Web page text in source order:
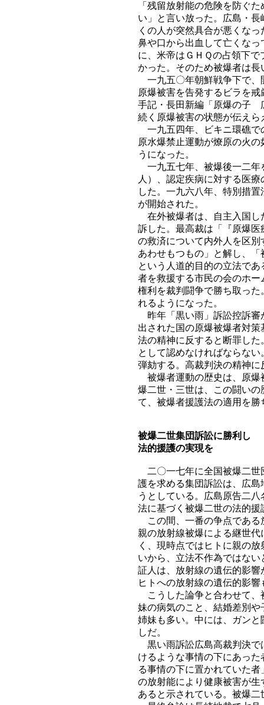
「残留放射能の危険を防ぐ
い」と言い放った。広島・
くの人が突然具合が悪くな
鼻や口から出血して亡くな
に、米帝はＧＨＱの占領下
かった。そのため被爆者は
一九五〇年朝鮮戦争下で、
原爆被害を告発するビラを
手記・長田新編「原爆の子
続く原爆被害の状態が伝えら
一九五四年、ビキニ環礁で
原水爆禁止運動が燎原の火
うになった。
一九五七年、被爆後一二年
人）、認定疾病に対する医
した。一九六八年、特別措
が開始された。
在外被爆者は、自主入国し
訴した。最高裁は「『原爆
の救済について内外人を区
あわせもつもの」と解し、
という人道的目的の立法で
者を救援する市民の会のホ
権利を裁判闘争で勝ち取っ
れるようになった。
昨年「黒い雨」訴訟控訴審
出された国の原爆被爆者対
法の精神に反すると断罪し
として認めなければならな
弾劾する。高裁判決の精神
被爆者運動の歴史は、原爆
爆二世・三世は、この闘い
て、被爆者援護法の適用を勝
被爆二世集団訴訟に勝利し
法的援護の実現を
二〇一七年に全国被爆二世
護を求める集団訴訟は、広
うとしている。広島原告二
法に基づく被爆二世の法的
この間、一番の争点である
親の放射線被爆による継世
く、現時点ではヒトに親の
いから、立法不作為ではな
証人は、放射線の遺伝的影
ヒトへの放射線の遺伝的影
こうした論争と合わせて、
妹の病気のこと、結婚差別
姉妹も多い。中には、ガン
しだ。
黒い雨訴訟広島高裁判決で
けるような事情の下にあっ
る事情の下に置かれていた
の放射能により健康被害が
あると示されている。被爆